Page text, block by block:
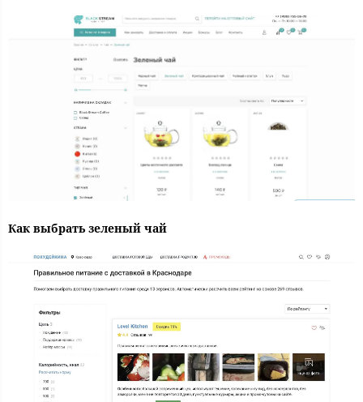
Как выбрать зеленый чай